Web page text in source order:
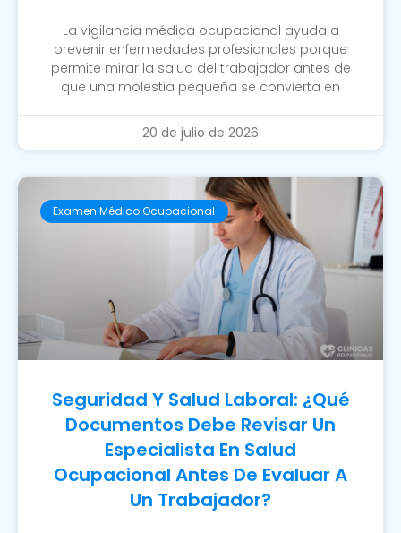
La vigilancia médica ocupacional ayuda a
prevenir enfermedades profesionales porque
permite mirar la salud del trabajador antes de
que una molestia pequeña se convierta en
20 de julio de 2026
Examen Médico Ocupacional
Seguridad Y Salud Laboral: ¿Qué
Documentos Debe Revisar Un
Especialista En Salud
Ocupacional Antes De Evaluar A
Un Trabajador?